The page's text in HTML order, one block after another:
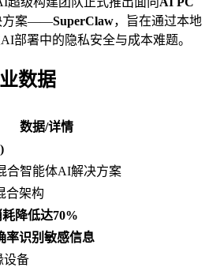
方案——SuperClaw，旨在通过本地
部署中的隐私安全与成本难题。
数据
数据/详情
合智能体AI解决方案
合架构
降低达70%
率识别敏感信息
设备